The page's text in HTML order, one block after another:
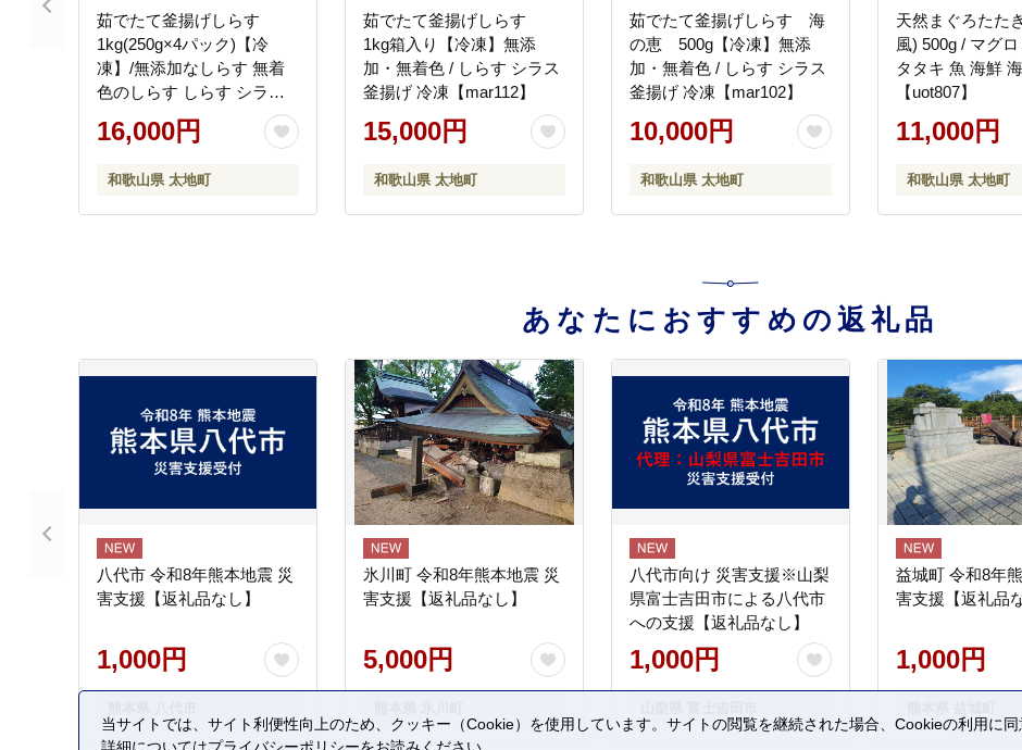
茹でたて釜揚げしらす
1kg(250g×4パック)【冷
凍】/無添加なしらす 無着
色のしらす しらす シラス
釜揚げのしらす 小分けでき
るしらす 冷凍のしらす
16,000円
和歌山県 太地町
茹でたて釜揚げしらす
1kg箱入り【冷凍】無添
加・無着色 / しらす シラス
釜揚げ 冷凍【mar112】
15,000円
和歌山県 太地町
茹でたて釜揚げしらす 海
の恵 500g【冷凍】無添
加・無着色 / しらす シラス
釜揚げ 冷凍【mar102】
10,000円
和歌山県 太地町
天然まぐろたた
風) 500g / マグロ 鮪 ま
タタキ 魚 海鮮
【uot807】
11,000円
和歌山県 太地町
あなたにおすすめの返礼品
八代市 令和8年熊本地震 災
害支援【返礼品なし】
1,000円
氷川町 令和8年熊本地震 災
害支援【返礼品なし】
5,000円
八代市向け 災害支援※山梨
県富士吉田市による八代市
への支援【返礼品なし】
1,000円
益城町 令和8年
害支援【返礼品
1,000円
当サイトでは、サイト利便性向上のため、クッキー（Cookie）を使用しています。サイトの閲覧を継続された場合、Cookieの利用に同